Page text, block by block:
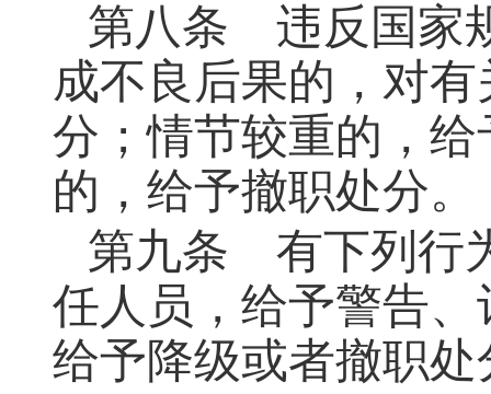
第八条 违反国家
成不良后果的，对
分；情节较重的，
的，给予撤职处分。
第九条 有下列行
任人员，给予警告
给予降级或者撤职